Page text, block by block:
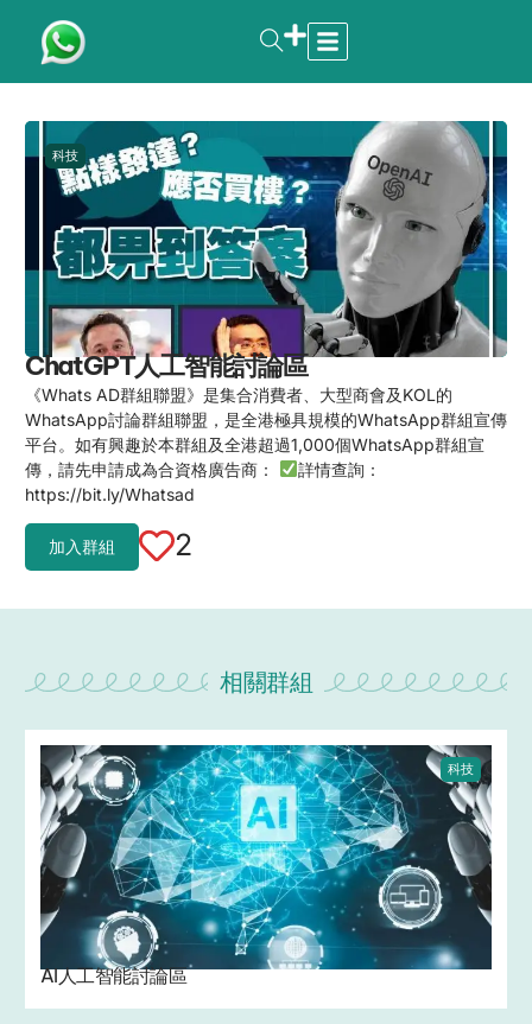
科技
ChatGPT人工智能討論區
《Whats AD群組聯盟》是集合消費者、大型商會及KOL的
WhatsApp討論群組聯盟，是全港極具規模的WhatsApp群組宣傳
平台。如有興趣於本群組及全港超過1,000個WhatsApp群組宣
傳，請先申請成為合資格廣告商：
詳情查詢：
https://bit.ly/Whatsad
加入群組 2
相關群組
科技
AI人工智能討論區